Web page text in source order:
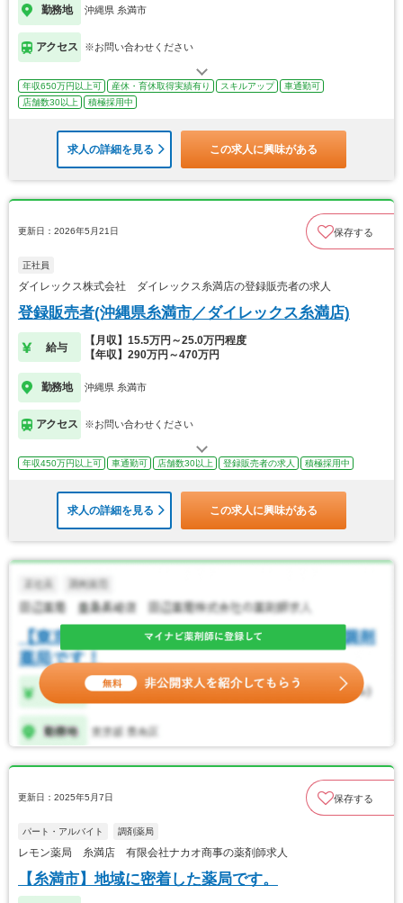
勤務地 沖縄県 糸満市
アクセス ※お問い合わせください
年収650万円以上可 産休・育休取得実績有り スキルアップ
車通勤可
店舗数30以上
積極採用中
求人の詳細を見る この求人に興味がある
更新日：2026年5月21日 保存する
正社員
ダイレックス株式会社 ダイレックス糸満店の登録販売者の求人
登録販売者(沖縄県糸満市／ダイレックス糸満店)
給与
【月収】15.5万円～25.0万円程度
【年収】290万円～470万円
勤務地 沖縄県 糸満市
アクセス ※お問い合わせください
年収450万円以上可 車通勤可 店舗数30以上 登録販売者の求人 積極採用中
求人の詳細を見る この求人に興味がある
更新日：2025年5月7日 保存する
パート・アルバイト 調剤薬局
レモン薬局 糸満店 有限会社ナカオ商事の薬剤師求人
【糸満市】地域に密着した薬局です。